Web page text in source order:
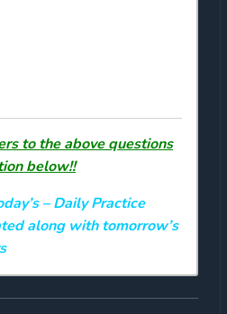
to the above questions
below!!
– Daily Practice
along with tomorrow’s